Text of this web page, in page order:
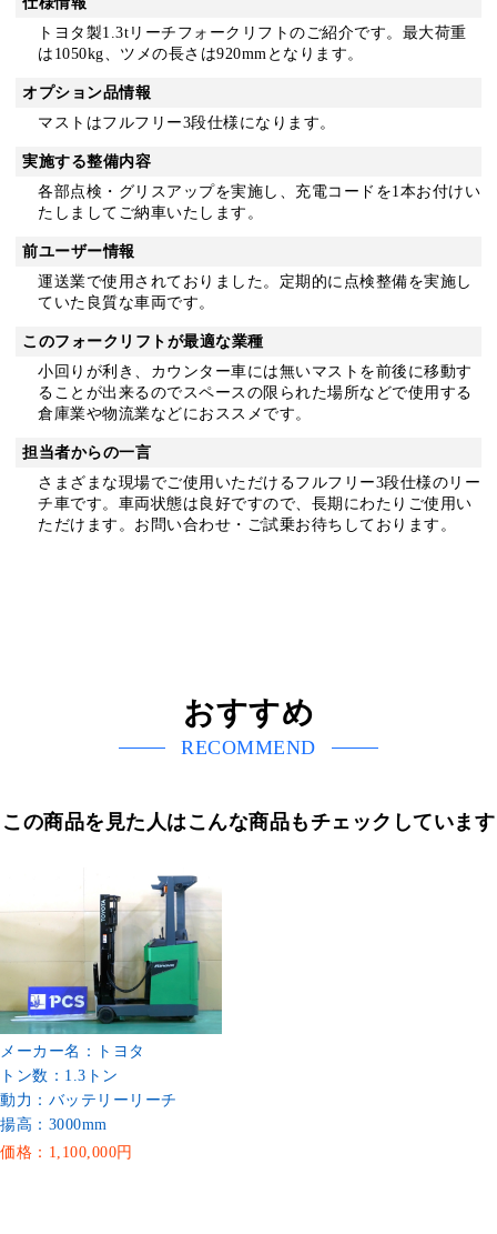
トヨタ製1.3tリーチフォークリフトのご紹介です。最大荷重
は1050kg、ツメの長さは920mmとなります。
オプション品情報
マストはフルフリー3段仕様になります。
実施する整備内容
各部点検・グリスアップを実施し、充電コードを1本お付けい
たしましてご納車いたします。
前ユーザー情報
運送業で使用されておりました。定期的に点検整備を実施し
ていた良質な車両です。
このフォークリフトが最適な業種
小回りが利き、カウンター車には無いマストを前後に移動す
ることが出来るのでスペースの限られた場所などで使用する
倉庫業や物流業などにおススメです。
担当者からの一言
さまざまな現場でご使用いただけるフルフリー3段仕様のリー
チ車です。車両状態は良好ですので、長期にわたりご使用い
ただけます。お問い合わせ・ご試乗お待ちしております。
おすすめ
RECOMMEND
この商品を見た人はこんな商品もチェックしています
メーカー名：トヨタ
トン数：1.3トン
動力：バッテリーリーチ
揚高：3000mm
価格：1,100,000円